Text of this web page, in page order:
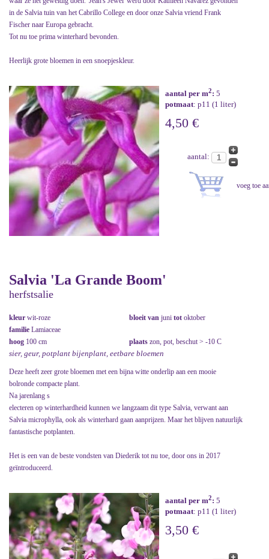
in de Salvia tuin van het Cabrillo College en door onze Salvia vriend Frank
Fischer naar Europa gebracht.
Tot nu toe prima winterhard bevonden.
Heerlijk grote bloemen in een snoepjeskleur.
aantal per m2: 5
potmaat: p11 (1 liter)
4,50 €
aantal:
Salvia 'La Grande Boom'
herfstsalie
kleur wit-roze bloeit van juni tot oktober
familie Lamiaceae
hoog 100 cm plaats zon, pot, beschut > -10 C
sier, geur, potplant bijenplant, eetbare bloemen
Deze heeft zeer grote bloemen met een bijna witte onderlip aan een mooie
bolronde compacte plant.
Na jarenlang s
electeren op winterhardheid kunnen we langzaam dit type Salvia, verwant aan
Salvia microphylla, ook als winterhard gaan aanprijzen. Maar het blijven natuurlijk
fantastische potplanten.
Het is een van de beste vondsten van Diederik tot nu toe, door ons in 2017
geïntroduceerd.
aantal per m2: 5
potmaat: p11 (1 liter)
3,50 €